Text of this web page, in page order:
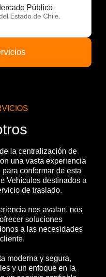
Público
Estado de Chile.
la centralización de
una vasta experiencia
conformar de esta
Vehículos destinados a
de traslado.
nos avalan, nos
soluciones
a las necesidades
moderna y segura,
y un enfoque en la